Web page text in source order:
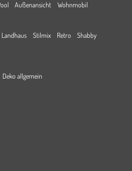
Außenansicht Wohnmobil
Landhaus Stilmix Retro
Shabby
Deko allgemein